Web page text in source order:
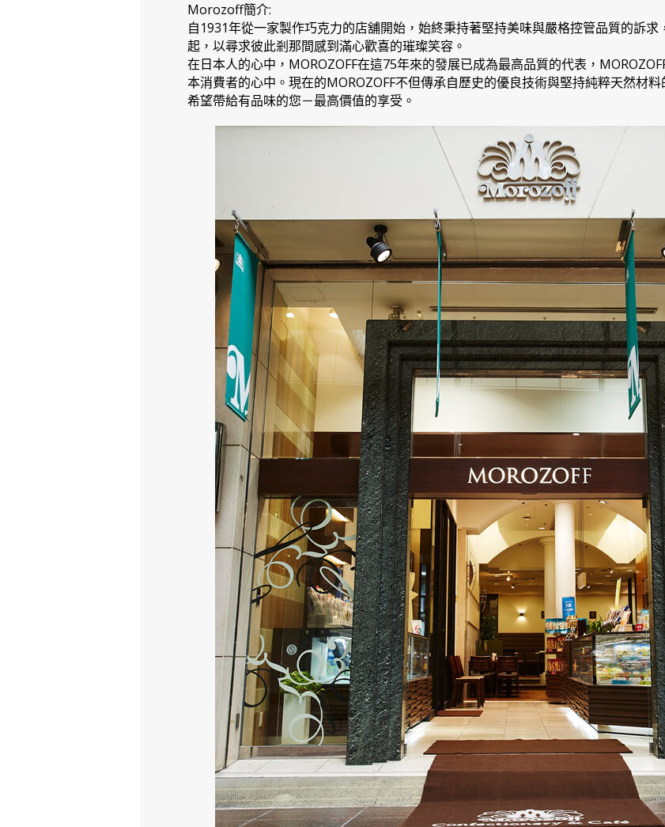
Morozoff簡介:
自1931年從一家製作巧克力的店舖開始，始終秉持著堅持美味與嚴格控管品質的訴
起，以尋求彼此剎那間感到滿心歡喜的璀璨笑容。
在日本人的心中，MOROZOFF在這75年來的發展已成為最高品質的代表，
本消費者的心中。現在的MOROZOFF不但傳承自歷史的優良技術與堅持純粹天然材
希望帶給有品味的您－最高價值的享受。